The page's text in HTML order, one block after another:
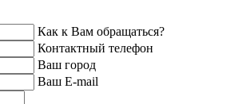
Как к Вам обращаться?
Контактный телефон
Ваш город
Ваш E-mail